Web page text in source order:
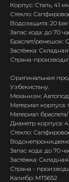
Корпус: Сталь, 41
Стекло:
Водозащита: 20
Запас хода: до 70
Браслет/ремешок:
Застёжка: Складная
Страна-
Оригинальная
Узбекистану.
Механизм:
Материал корпуса:
Материал
Диаметр корпуса:
Стекло:
Запас хода: до 70
Застёжка: Складная
Страна -
Калибр: MT5652